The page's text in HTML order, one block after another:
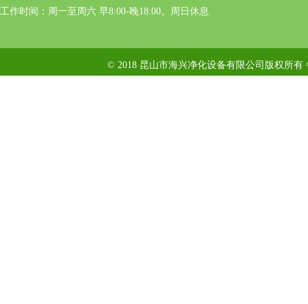
工作时间：周一至周六 早8:00-晚18:00。周日休息
© 2018 昆山市海兴净化设备有限公司版权所有